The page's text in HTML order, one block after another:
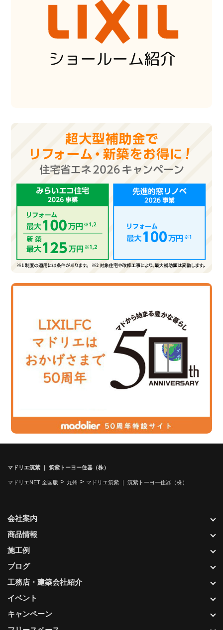
マドリエ筑紫 ｜ 筑紫トーヨー住器（株）
マドリエNET 全国版 > 九州 > マドリエ筑紫 ｜ 筑紫トーヨー住器（株）
会社案内
商品情報
施工例
ブログ
工務店・建築会社紹介
イベント
キャンペーン